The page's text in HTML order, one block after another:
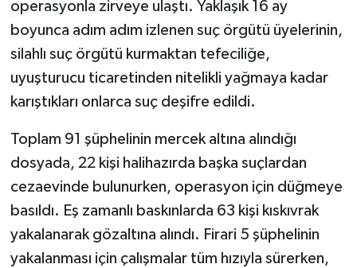
operasyonla zirveye ulaştı. Yaklaşık 16 ay
boyunca adım adım izlenen suç örgütü üyelerinin,
silahlı suç örgütü kurmaktan tefeciliğe,
uyuşturucu ticaretinden nitelikli yağmaya kadar
karıştıkları onlarca suç deşifre edildi.
Toplam 91 şüphelinin mercek altına alındığı
dosyada, 22 kişi halihazırda başka suçlardan
cezaevinde bulunurken, operasyon için düğmeye
basıldı. Eş zamanlı baskınlarda 63 kişi kıskıvrak
yakalanarak gözaltına alındı. Firari 5 şüphelinin
yakalanması için çalışmalar tüm hızıyla sürerken,